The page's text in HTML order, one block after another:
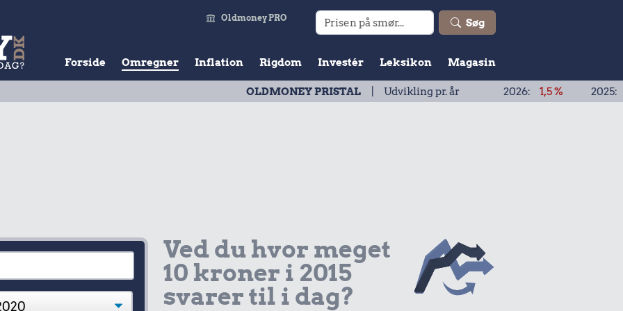
Søg
Oldmoney PRO
Forside Omregner Inflation Rigdom Investér Leksikon Magasin
OLDMONEY PRISTAL| Udvikling pr. år2026: 2025:
Ved du hvor meget
10 kroner i 2015
svarer til i dag?